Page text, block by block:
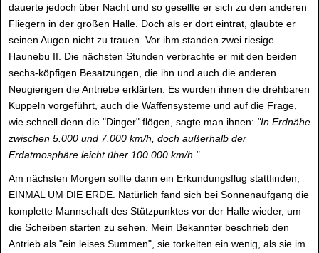
dauerte jedoch über Nacht und so gesellte er sich zu den anderen
Fliegern in der großen Halle. Doch als er dort eintrat, glaubte er
seinen Augen nicht zu trauen. Vor ihm standen zwei riesige
Haunebu II. Die nächsten Stunden verbrachte er mit den beiden
sechs-köpfigen Besatzungen, die ihn und auch die anderen
Neugierigen die Antriebe erklärten. Es wurden ihnen die drehbaren
Kuppeln vorgeführt, auch die Waffensysteme und auf die Frage,
wie schnell denn die "Dinger" flögen, sagte man ihnen: "In Erdnähe
zwischen 5.000 und 7.000 km/h, doch außerhalb der
Erdatmosphäre leicht über 100.000 km/h."
Am nächsten Morgen sollte dann ein Erkundungsflug stattfinden,
EINMAL UM DIE ERDE. Natürlich fand sich bei Sonnenaufgang die
komplette Mannschaft des Stützpunktes vor der Halle wieder, um
die Scheiben starten zu sehen. Mein Bekannter beschrieb den
Antrieb als "ein leises Summen", sie torkelten ein wenig, als sie im